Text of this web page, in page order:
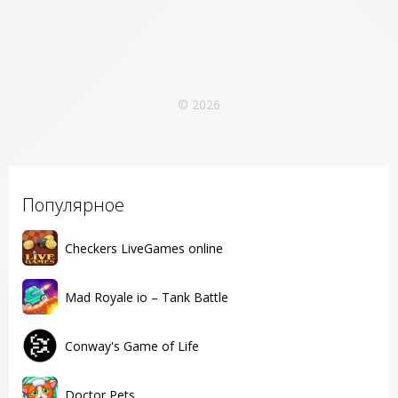
Популярное
Checkers LiveGames online
Mad Royale io – Tank Battle
Conway's Game of Life
Doctor Pets
© 2026